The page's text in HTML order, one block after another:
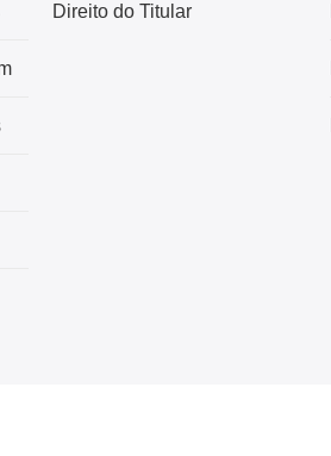
Direito do Titular